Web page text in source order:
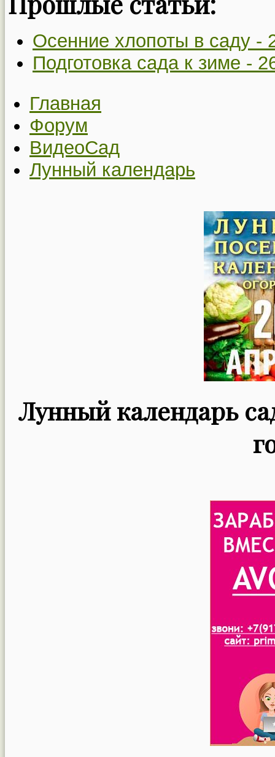
Осенние хлопоты в саду -
Подготовка сада к зиме -
Главная
Форум
ВидеоСад
Лунный календарь
Лунный календарь